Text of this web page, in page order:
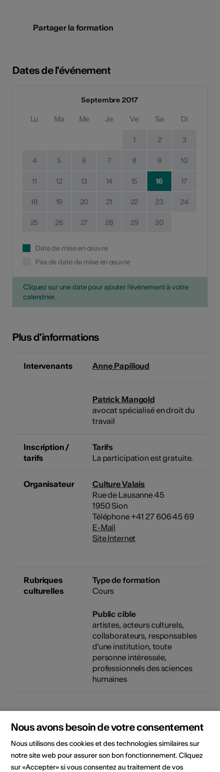
Partager la formation
Dates de l'événement
Septembre 2017
Lu Ma Me Je Ve Sa Di
1 2 3
4 5 6 7 8 9 10
11 12 13 14 15 16 17
18 19 20 21 22 23 24
25 26 27 28 29 30
Date de mise en œuvre
Pas de date de mise en œuvre
Cliquez sur une date pour ajouter l'événement à votre
calendrier.
Plus d'informations
Intervenants Anne Papilloud
Patrick Mangold
avocat spécialisé en droit du
travail
Inscription /
tarifs
Tarifs
La participation est gratuite.
Organisateur
Culture Valais
Rue de Lausanne 45
1950 Sion
Téléphone +41 27 606 45 69
E-Mail
Site Internet
Rubriques
culturelles
Type de formation
Cours
Public cible
artistes, acteurs culturels,
collaborateurs, responsables
d'une institution, toute
personne intéressée,
professionnels des sciences
humaines
Lieu de la formation
Nous avons besoin de votre consentement
Nous utilisons des cookies et des technologies similaires sur
notre site web pour assurer son bon fonctionnement. Cliquez
sur «Accepter» si vous consentez au traitement de vos